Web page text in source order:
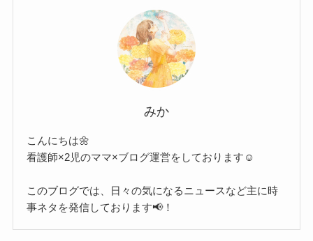
みか
こんにちは🌼
看護師×2児のママ×ブログ運営をしております☺︎
このブログでは、日々の気になるニュースなど主に時
事ネタを発信しております📢！